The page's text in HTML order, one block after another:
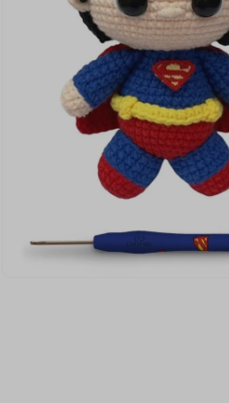
passamanaria
amigurumi